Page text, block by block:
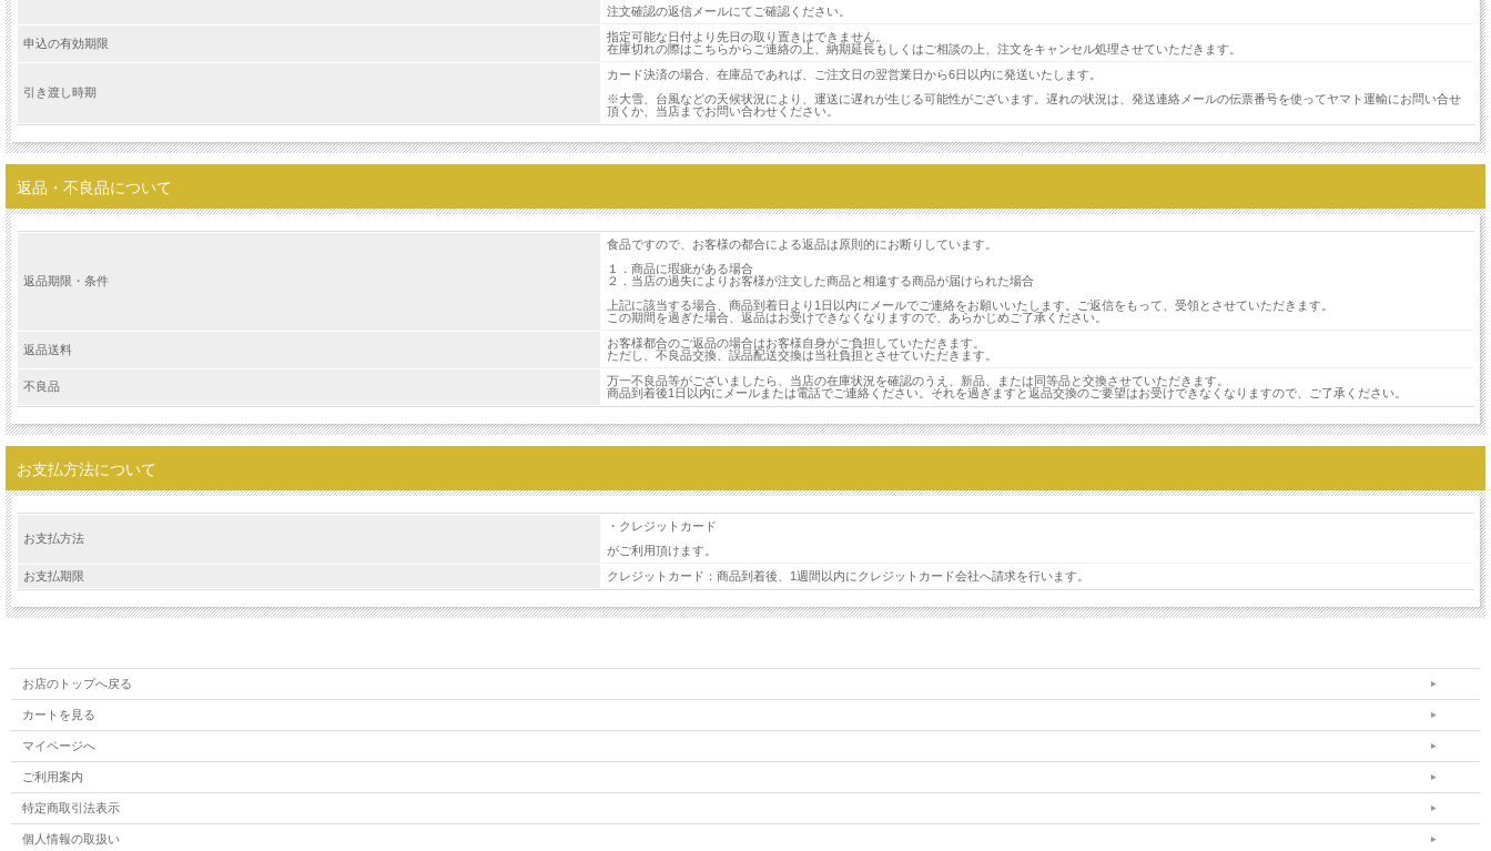
注文確認の返信メールにてご確認ください。
申込の有効期限
指定可能な日付より先日の取り置きはできません。
在庫切れの際はこちらからご連絡の上、納期延長もしくはご相談の上、注文をキャンセル処理させていただきます。
引き渡し時期
カード決済の場合、在庫品であれば、ご注文日の翌営業日から6日以内に発送いたします。
※大雪、台風などの天候状況により、運送に遅れが生じる可能性がございます。遅れの状況は、発送連絡メールの伝票番号を使ってヤマト運輸にお問い合せ
頂くか、当店までお問い合わせください。
返品・不良品について
返品期限・条件
食品ですので、お客様の都合による返品は原則的にお断りしています。
１．商品に瑕疵がある場合
２．当店の過失によりお客様が注文した商品と相違する商品が届けられた場合
上記に該当する場合、商品到着日より1日以内にメールでご連絡をお願いいたします。ご返信をもって、受領とさせていただきます。
この期間を過ぎた場合、返品はお受けできなくなりますので、あらかじめご了承ください。
返品送料
お客様都合のご返品の場合はお客様自身がご負担していただきます。
ただし、不良品交換、誤品配送交換は当社負担とさせていただきます。
不良品
万一不良品等がございましたら、当店の在庫状況を確認のうえ、新品、または同等品と交換させていただきます。
商品到着後1日以内にメールまたは電話でご連絡ください。それを過ぎますと返品交換のご要望はお受けできなくなりますので、ご了承ください。
お支払方法について
お支払方法
・クレジットカード
がご利用頂けます。
お支払期限
クレジットカード：商品到着後、1週間以内にクレジットカード会社へ請求を行います。
お店のトップへ戻る
カートを見る
マイページへ
ご利用案内
特定商取引法表示
個人情報の取扱い